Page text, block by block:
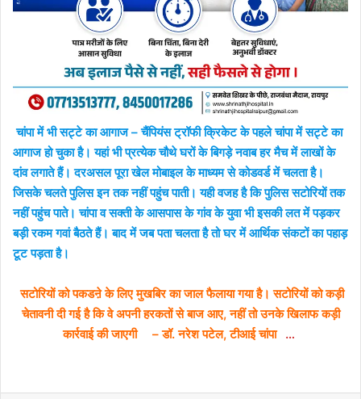
चांपा में भी सट्टे का आगाज – चैंपियंस ट्रॉफी क्रिकेट के पहले चांपा में सट्टे का
आगाज हो चुका है। यहां भी प्रत्येक चौथे घरों के बिगड़े नवाब हर मैच में लाखों के
दांव लगाते हैं। दरअसल पूरा खेल मोबाइल के माध्यम से कोडवर्ड में चलता है।
जिसके चलते पुलिस इन तक नहीं पहुंच पाती। यही वजह है कि पुलिस सटोरियों तक
नहीं पहुंच पाते। चांपा व सक्ती के आसपास के गांव के युवा भी इसकी लत में पड़कर
बड़ी रकम गवां बैठते हैं। बाद में जब पता चलता है तो घर में आर्थिक संकटों का पहाड़
टूट पड़ता है।
सटोरियों को पकडऩे के लिए मुखबिर का जाल फैलाया गया है। सटोरियों को कड़ी
चेतावनी दी गई है कि वे अपनी हरकतों से बाज आए, नहीं तो उनके खिलाफ कड़ी
कार्रवाई की जाएगी
– डॉ. नरेश पटेल, टीआई चांपा …